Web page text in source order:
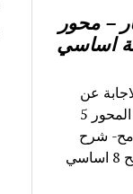
– محور
اساسي
عن
الاسئلة قصيدة نشيد الجبار المحور 5
شرح
نصوص محور أحلام ومطامح 8 اساسي